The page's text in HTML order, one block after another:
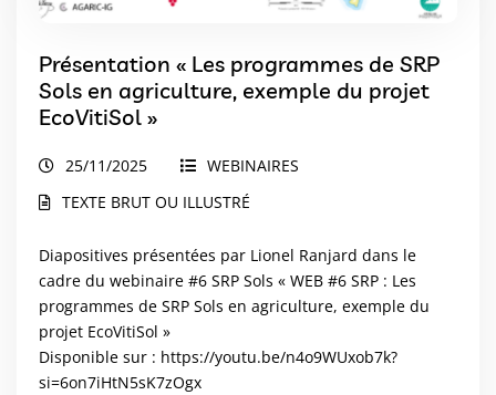
Présentation « Les programmes de SRP
Sols en agriculture, exemple du projet
EcoVitiSol »
25/11/2025
WEBINAIRES
TEXTE BRUT OU ILLUSTRÉ
Diapositives présentées par Lionel Ranjard dans le
cadre du webinaire #6 SRP Sols « WEB #6 SRP : Les
programmes de SRP Sols en agriculture, exemple du
projet EcoVitiSol »
Disponible sur : https://youtu.be/n4o9WUxob7k?
si=6on7iHtN5sK7zOgx